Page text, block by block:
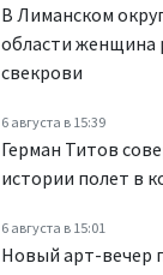
В Лиманском
области женщина
свекрови
6 августа в 15:39
Герман Титов
истории полет в
6 августа в 15:01
Новый арт-вечер